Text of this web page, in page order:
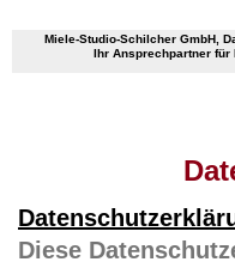
Miele-Studio-Schilcher GmbH,
Ihr Ansprechpartner für
Diese